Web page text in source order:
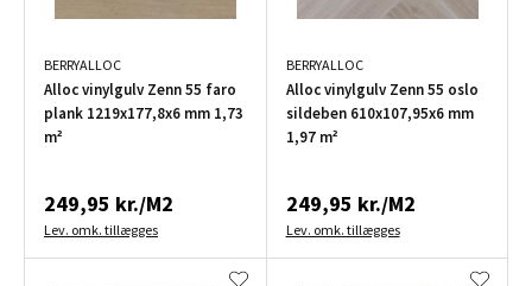
BERRYALLOC
Alloc vinylgulv Zenn 55 faro
plank 1219x177,8x6 mm 1,73
m²
249,95 kr./M2
Lev. omk. tillægges
BERRYALLOC
Alloc vinylgulv Zenn 55 oslo
sildeben 610x107,95x6 mm
1,97 m²
249,95 kr./M2
Lev. omk. tillægges